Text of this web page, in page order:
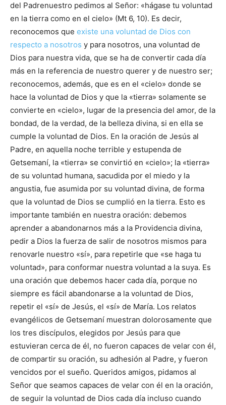
del Padrenuestro pedimos al Señor: «hágase tu voluntad
en la tierra como en el cielo» (Mt 6, 10). Es decir,
reconocemos que existe una voluntad de Dios con
respecto a nosotros y para nosotros, una voluntad de
Dios para nuestra vida, que se ha de convertir cada día
más en la referencia de nuestro querer y de nuestro ser;
reconocemos, además, que es en el «cielo» donde se
hace la voluntad de Dios y que la «tierra» solamente se
convierte en «cielo», lugar de la presencia del amor, de la
bondad, de la verdad, de la belleza divina, si en ella se
cumple la voluntad de Dios. En la oración de Jesús al
Padre, en aquella noche terrible y estupenda de
Getsemaní, la «tierra» se convirtió en «cielo»; la «tierra»
de su voluntad humana, sacudida por el miedo y la
angustia, fue asumida por su voluntad divina, de forma
que la voluntad de Dios se cumplió en la tierra. Esto es
importante también en nuestra oración: debemos
aprender a abandonarnos más a la Providencia divina,
pedir a Dios la fuerza de salir de nosotros mismos para
renovarle nuestro «sí», para repetirle que «se haga tu
voluntad», para conformar nuestra voluntad a la suya. Es
una oración que debemos hacer cada día, porque no
siempre es fácil abandonarse a la voluntad de Dios,
repetir el «sí» de Jesús, el «sí» de María. Los relatos
evangélicos de Getsemaní muestran dolorosamente que
los tres discípulos, elegidos por Jesús para que
estuvieran cerca de él, no fueron capaces de velar con él,
de compartir su oración, su adhesión al Padre, y fueron
vencidos por el sueño. Queridos amigos, pidamos al
Señor que seamos capaces de velar con él en la oración,
de seguir la voluntad de Dios cada día incluso cuando